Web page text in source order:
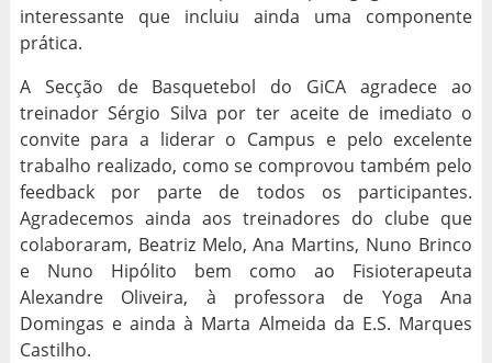
interessante que incluiu ainda uma componente
prática.
A Secção de Basquetebol do GiCA agradece ao
treinador Sérgio Silva por ter aceite de imediato o
convite para a liderar o Campus e pelo excelente
trabalho realizado, como se comprovou também pelo
feedback por parte de todos os participantes.
Agradecemos ainda aos treinadores do clube que
colaboraram, Beatriz Melo, Ana Martins, Nuno Brinco
e Nuno Hipólito bem como ao Fisioterapeuta
Alexandre Oliveira, à professora de Yoga Ana
Domingas e ainda à Marta Almeida da E.S. Marques
Castilho.